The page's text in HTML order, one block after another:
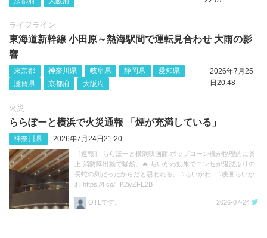
ライフライン
東海道新幹線 小田原～熱海駅間で運転見合わせ 大雨の影
響
東京都 神奈川県 岐阜県 静岡県
愛知県
滋賀県
京都府 大阪府
2026年7月25
日20:48
火災
ららぽーと横浜で火災通報 「煙が充満している」
神奈川県 2026年7月24日21:20
［速報］ ららぽーと横浜映画館 ポップコーン機が物理的に炎
上 消防隊出動で騒然。🔥 ちいかわ効果でコンセが鬼滅ぶりの
長蛇の列だったからだと思われる。 #ちいかわ #映画ちいか
わ https://t.co/HK2ivZFE2B
OTLです。 2026-07-24